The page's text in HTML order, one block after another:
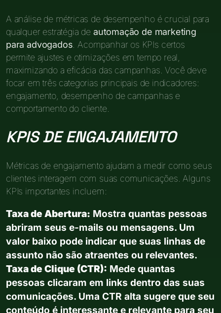
A análise de métricas de desempenho é crucial para
qualquer estratégia de automação de marketing
para advogados. Acompanhar os KPIs certos
permite ajustes e otimizações em tempo real,
maximizando a eficácia das campanhas. Você deve
focar em três categorias principais de indicadores:
engajamento, desempenho de campanhas e
comportamento do cliente.
KPIS DE ENGAJAMENTO
Métricas de engajamento ajudam a medir como seus
clientes interagem com suas comunicações. Alguns
KPIs importantes incluem:
Taxa de Abertura: Mostra quantas pessoas
abriram seus e-mails ou mensagens. Um
valor baixo pode indicar que suas linhas de
assunto não são atraentes ou relevantes.
Taxa de Clique (CTR): Mede quantas
pessoas clicaram em links dentro das suas
comunicações. Uma CTR alta sugere que seu
conteúdo é interessante e relevante para seu